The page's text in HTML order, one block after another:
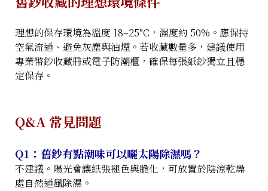
理想的保存環境為溫度 18–25°C，濕度約 50%。應保持
空氣流通、避免灰塵與油煙。若收藏數量多，建議使用
專業幣鈔收藏冊或電子防潮櫃，確保每張紙鈔獨立且穩
定保存。
Q&A 常見問題
Q1：舊鈔有點潮味可以曬太陽除濕嗎？
不建議。陽光會讓紙張褪色與脆化，可放置於陰涼乾燥
處自然通風除濕。